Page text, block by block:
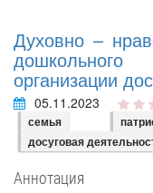
Духовно –
организации
05.11.2023
семья
досуговая
Аннотация